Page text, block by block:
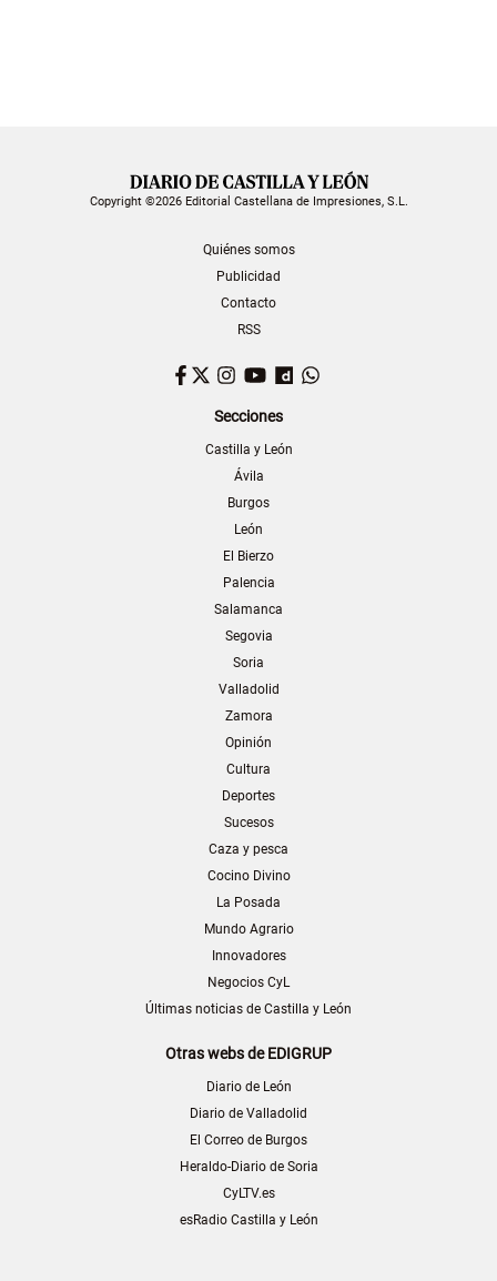
Copyright ©2026 Editorial Castellana de Impresiones, S.L.
Quiénes somos
Publicidad
Contacto
RSS
Facebook
TwitterInstagram
YouTubeDailymotion
Secciones
Castilla y León
Ávila
Burgos
León
El Bierzo
Palencia
Salamanca
Segovia
Soria
Valladolid
Zamora
Opinión
Cultura
Deportes
Sucesos
Caza y pesca
Cocino Divino
La Posada
Mundo Agrario
Innovadores
Negocios CyL
Últimas noticias de Castilla y León
Otras webs de EDIGRUP
Diario de León
Diario de Valladolid
El Correo de Burgos
Heraldo-Diario de Soria
CyLTV.es
esRadio Castilla y León